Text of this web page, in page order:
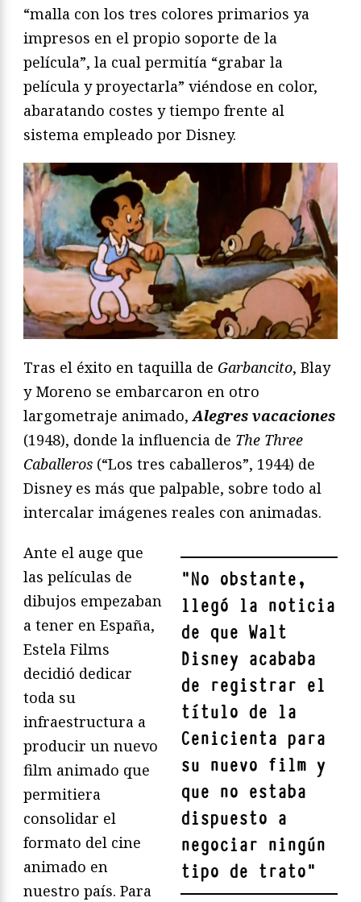
“malla con los tres colores primarios ya
impresos en el propio soporte de la
película”, la cual permitía “grabar la
película y proyectarla” viéndose en color,
abaratando costes y tiempo frente al
sistema empleado por Disney.
Tras el éxito en taquilla de Garbancito, Blay
y Moreno se embarcaron en otro
largometraje animado,Alegres vacaciones
(1948), donde la influencia de The Three
Caballeros (“Los tres caballeros”, 1944) de
Disney es más que palpable, sobre todo al
intercalar imágenes reales con animadas.
"No obstante,
llegó la noticia
de que Walt
Disney acababa
de registrar el
título de la
Cenicienta para
su nuevo film y
que no estaba
dispuesto a
negociar ningún
tipo de trato"
Ante el auge que
las películas de
dibujos empezaban
a tener en España,
Estela Films
decidió dedicar
toda su
infraestructura a
producir un nuevo
film animado que
permitiera
consolidar el
formato del cine
animado en
nuestro país. Para